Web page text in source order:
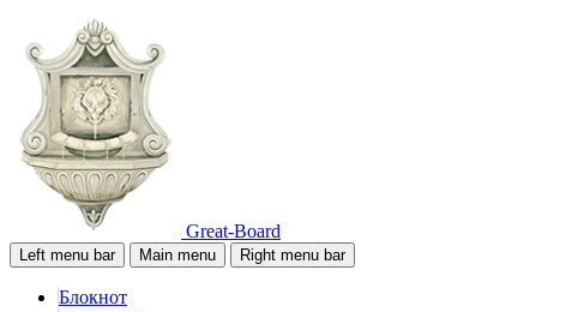
Great-Board
Left menu bar Main menu Right menu bar
Блокнот